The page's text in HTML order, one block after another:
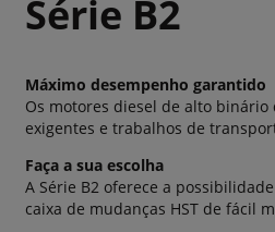
Série B2
Máximo desempenho garantido
Os motores diesel de alto
exigentes e trabalhos de
Faça a sua escolha
A Série B2 oferece a
caixa de mudanças HST de fácil